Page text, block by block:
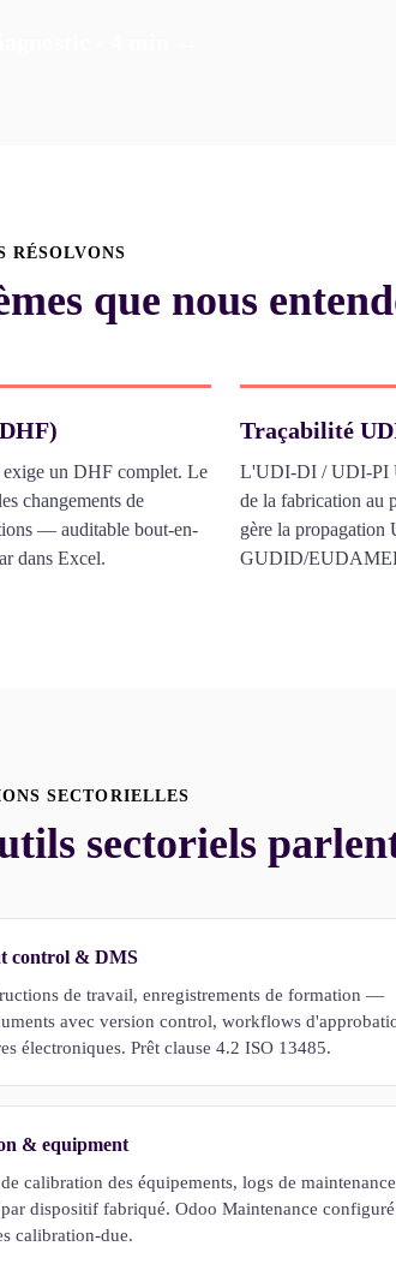
RÉSOLVONS
que nous
un DHF complet. Le
changements de
— auditable bout-en-
dans Excel.
Traçabilité
L'UDI-DI / UDI-PI
de la fabrication au
gère la propagation
GUDID/
SECTORIELLES
sectoriels
control & DMS
de travail, enregistrements de formation —
avec version control, workflows
électroniques. Prêt clause 4.2 ISO 13485.
& equipment
calibration des équipements, logs de
dispositif fabriqué. Odoo Maintenance configuré
calibration-due.